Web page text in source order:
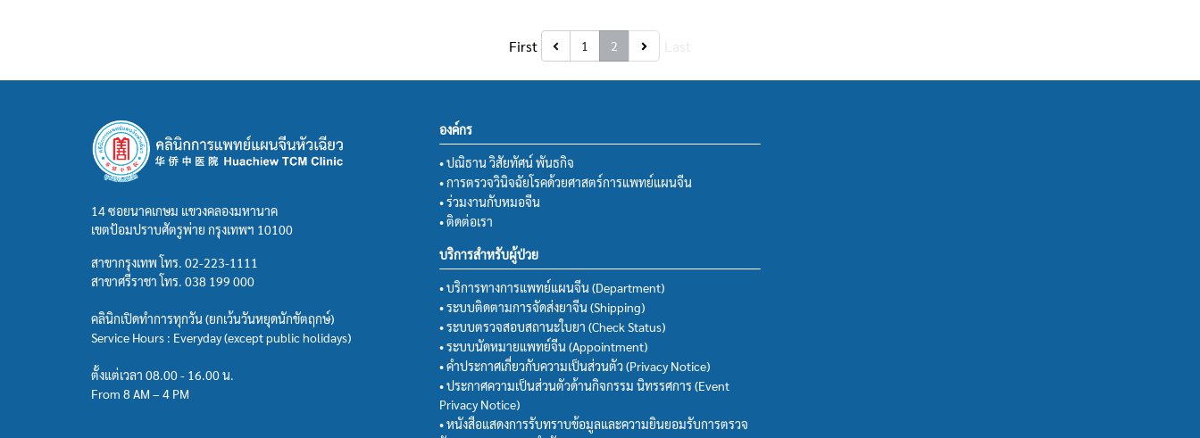
First 1 2
14 ซอยนาคเกษม แขวงคลองมหานาค
เขตป้อมปราบศัตรูพ่าย กรุงเทพฯ 10100
สาขากรุงเทพ โทร. 02-223-1111
สาขาศรีราชา โทร. 038 199 000
คลินิกเปิดทำการทุกวัน (ยกเว้นวันหยุดนักขัตฤกษ์)
Service Hours : Everyday (except public holidays)
ตั้งแต่เวลา 08.00 - 16.00 น.
From 8 AM – 4 PM
องค์กร
• ปณิธาน วิสัยทัศน์ พันธกิจ
• การตรวจวินิจฉัยโรคด้วยศาสตร์การแพทย์แผนจีน
• ร่วมงานกับหมอจีน
• ติดต่อเรา
บริการสำหรับผู้ป่วย
• บริการทางการแพทย์แผนจีน (Department)
• ระบบติดตามการจัดส่งยาจีน (Shipping)
• ระบบตรวจสอบสถานะใบยา (Check Status)
• ระบบนัดหมายแพทย์จีน (Appointment)
• คำประกาศเกี่ยวกับความเป็นส่วนตัว (Privacy Notice)
• ประกาศความเป็นส่วนตัวด้านกิจกรรม นิทรรศการ (Event
Privacy Notice)
• หนังสือแสดงการรับทราบข้อมูลและความยินยอมรับการตรวจ